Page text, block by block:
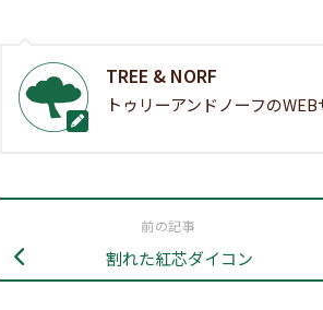
TREE & NORF
トゥリーアンドノーフの
前の記事
割れた紅芯ダイコン